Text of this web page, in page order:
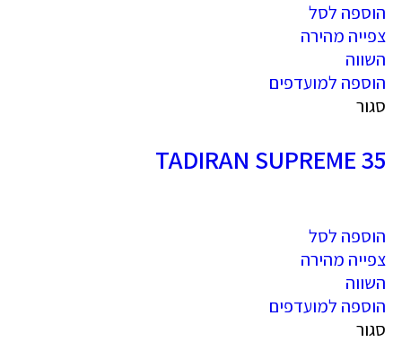
הוספה לסל
צפייה מהירה
השווה
הוספה למועדפים
סגור
TADIRAN SUPREME 35
הוספה לסל
צפייה מהירה
השווה
הוספה למועדפים
סגור